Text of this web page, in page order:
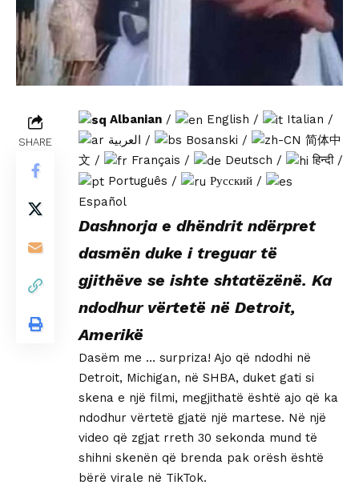
SHARE
Albanian / English / Italian /
العربية / Bosanski /
简体中
文 / Français / Deutsch / हिन्दी/
Português / Русский /
Español
Dashnorja e dhëndrit ndërpret
dasmën duke i treguar të
gjithëve se ishte shtatëzënë. Ka
ndodhur vërtetë në Detroit,
Amerikë
Dasëm me … surpriza! Ajo që ndodhi në
Detroit, Michigan, në SHBA, duket gati si
skena e një filmi, megjithatë është ajo që ka
ndodhur vërtetë gjatë një martese. Në një
video që zgjat rreth 30 sekonda mund të
shihni skenën që brenda pak orësh është
bërë virale në TikTok.